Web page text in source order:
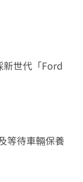
新世代「Ford
等待車輛保養